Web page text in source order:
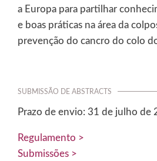
a Europa para partilhar
e boas práticas na área da
prevenção do cancro do colo
SUBMISSÃO DE ABSTRACTS
Prazo de envio: 31 de julho de
Regulamento >
Submissões >